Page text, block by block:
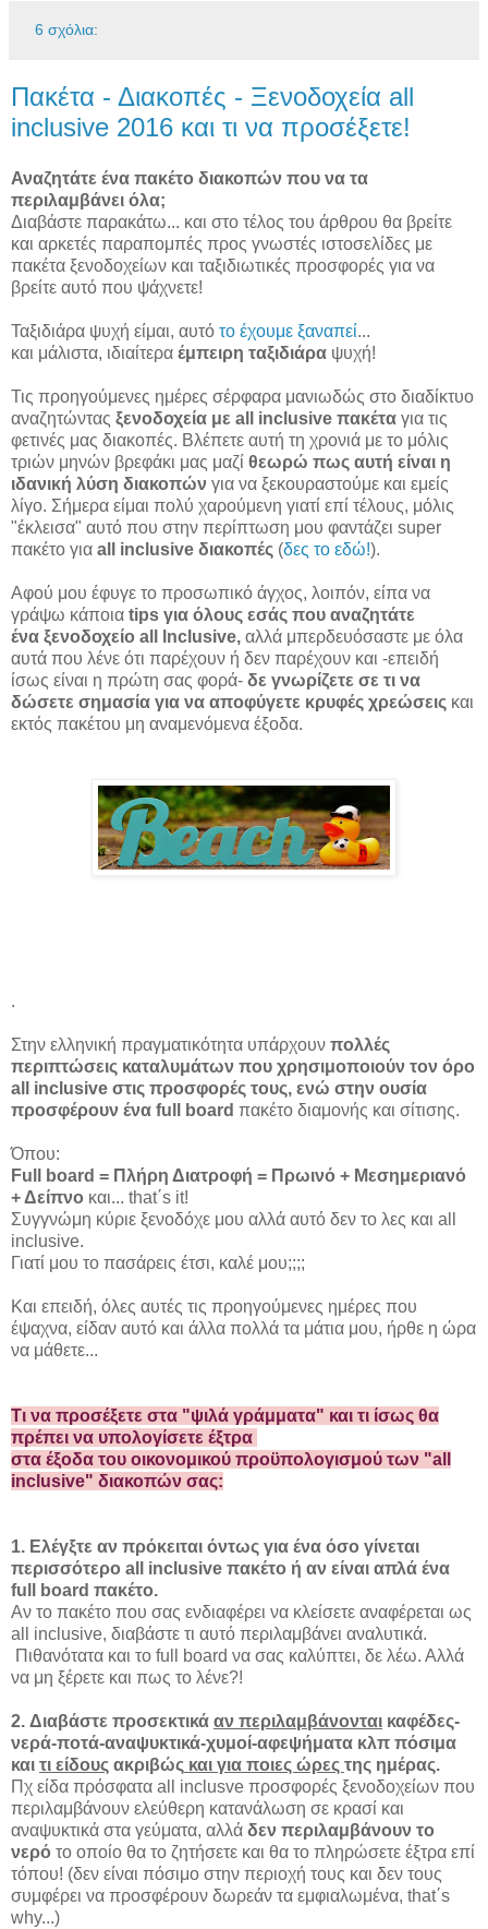
6 σχόλια:
Πακέτα - Διακοπές - Ξενοδοχεία all
inclusive 2016 και τι να προσέξετε!
Αναζητάτε ένα πακέτο διακοπών που να τα
περιλαμβάνει όλα;
Διαβάστε παρακάτω... και στο τέλος του άρθρου θα βρείτε
και αρκετές παραπομπές προς γνωστές ιστοσελίδες με
πακέτα ξενοδοχείων και ταξιδιωτικές προσφορές για να
βρείτε αυτό που ψάχνετε!
Ταξιδιάρα ψυχή είμαι, αυτό το έχουμε ξαναπεί...
και μάλιστα, ιδιαίτερα έμπειρη ταξιδιάρα ψυχή!
Τις προηγούμενες ημέρες σέρφαρα μανιωδώς στο διαδίκτυο
αναζητώντας ξενοδοχεία με all inclusive πακέτα για τις
φετινές μας διακοπές. Βλέπετε αυτή τη χρονιά με το μόλις
τριών μηνών βρεφάκι μας μαζί θεωρώ πως αυτή είναι η
ιδανική λύση διακοπών για να ξεκουραστούμε και εμείς
λίγο. Σήμερα είμαι πολύ χαρούμενη γιατί επί τέλους, μόλις
"έκλεισα" αυτό που στην περίπτωση μου φαντάζει super
πακέτο για all inclusive διακοπές (δες το εδώ!).
Αφού μου έφυγε το προσωπικό άγχος, λοιπόν, είπα να
γράψω κάποια tips για όλους εσάς που αναζητάτε
ένα ξενοδοχείο all lnclusive, αλλά μπερδευόσαστε με όλα
αυτά που λένε ότι παρέχουν ή δεν παρέχουν και -επειδή
ίσως είναι η πρώτη σας φορά- δε γνωρίζετε σε τι να
δώσετε σημασία για να αποφύγετε κρυφές χρεώσεις και
εκτός πακέτου μη αναμενόμενα έξοδα.
.
Στην ελληνική πραγματικότητα υπάρχουν πολλές
περιπτώσεις καταλυμάτων που χρησιμοποιούν τον όρο
all inclusive στις προσφορές τους, ενώ στην ουσία
προσφέρουν ένα full board πακέτο διαμονής και σίτισης.
Όπου:
Full board = Πλήρη Διατροφή = Πρωινό + Μεσημεριανό
+ Δείπνο και... that΄s it!
Συγγνώμη κύριε ξενοδόχε μου αλλά αυτό δεν το λες και all
inclusive.
Γιατί μου το πασάρεις έτσι, καλέ μου;;;;
Kαι επειδή, όλες αυτές τις προηγούμενες ημέρες που
έψαχνα, είδαν αυτό και άλλα πολλά τα μάτια μου, ήρθε η ώρα
να μάθετε...
Τι να προσέξετε στα "ψιλά γράμματα" και τι ίσως θα
πρέπει να υπολογίσετε έξτρα
στα έξοδα του οικονομικού προϋπολογισμού των "all
inclusive" διακοπών σας:
1. Ελέγξτε αν πρόκειται όντως για ένα όσο γίνεται
περισσότερο all inclusive πακέτο ή αν είναι απλά ένα
full board πακέτο.
Αν το πακέτο που σας ενδιαφέρει να κλείσετε αναφέρεται ως
all inclusive, διαβάστε τι αυτό περιλαμβάνει αναλυτικά.
Πιθανότατα και το full board να σας καλύπτει, δε λέω. Αλλά
να μη ξέρετε και πως το λένε?!
2. Διαβάστε προσεκτικά αν περιλαμβάνονται καφέδες-
νερά-ποτά-αναψυκτικά-χυμοί-αφεψήματα κλπ πόσιμα
και τι είδους ακριβώς και για ποιες ώρες της ημέρας.
Πχ είδα πρόσφατα all inclusve προσφορές ξενοδοχείων που
περιλαμβάνουν ελεύθερη κατανάλωση σε κρασί και
αναψυκτικά στα γεύματα, αλλά δεν περιλαμβάνουν το
νερό το οποίο θα το ζητήσετε και θα το πληρώσετε έξτρα επί
τόπου! (δεν είναι πόσιμο στην περιοχή τους και δεν τους
συμφέρει να προσφέρουν δωρεάν τα εμφιαλωμένα, that΄s
why...)